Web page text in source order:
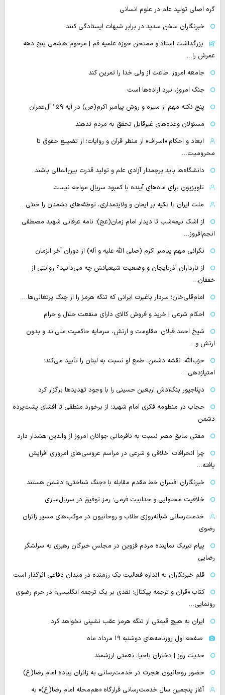
گره اصلی تولید علم در علوم انسانی
خبرنگاران سخن سدید در برابر شبهات ایستادگی کنند
بزرگداشت استاد و ممتحن حوزه علمیه قم | مرحوم هاشمی پنج دهه
عمرش را…
جامعه امروز اطاعت از ولی خدا را تمرین کند
جنگ امروز، نبرد اراده‌ها است
پنج نکته مهم از سیره و روش پیامبر اکرم(ص) در آیه ۱۵۹ آل‌عمران
مسئولان وعده‌های غیرقابل تحقق به مردم ندهند
ابعاد و احکام «اسراف» از منظر قرآن و روایات؛ از تضییع حقوق تا
محرومیت…
دانشگاه‌ها باید پرچمدار آزادی علم و تولید قدرت بین‌المللی باشند
تلویزیون برای ماه‌های آینده با کمبود سریال مواجه نیست
ملت ایران با تکیه بر ایمان و ولایتمداری، توطئه‌های دشمنان را خنثی…
از اشک نیمه‌شب تا دیدار امام زمان(عج)؛ نامه عرفانی شهید مصطفی
انجم‌افروز…
نگرانی مهم پیامبر اکرم (صلی الله علیه و آله) از دوران آخر الزمان
از نارداران آذربایجان و وضعیت شیعیانش چه می‌دانید؟ روایتی از
خفقان…
امام‌قلی‌خان؛ سردار باغیرت ایرانی که تنگه هرمز را از چنگ پرتغالی‌ها…
احکام شرعی | خرید و فروش کالای دارای منفعت حلال و حرام
شیخ احمد قبلان: مقاومت و ارتش، سرمایه حاکمیت ملی‌اند و بدون
ارتش و…
حزب‌الله: نقشه دشمن، طمع‌ او نسبت به لبنان را تأیید می‌کند؛
امتیازدهی…
دیِنَاجپور بنگلادش اربعین حسینی را با وجود تهدیدها برگزار کرد
حجاب در منظومه فکری امام شهید؛ از برخورد منطقی تا افشای پشت‌پرده
دشمن
مفتی سابق مصر نسبت به نافرمانی جوانان امروز از والدین هشدار دارد
چرا انحرافات اخلاقی و شرعی در مراسم عروسی‌های امروزی افزایش
یافته…
خبرنگاران افسران خط مقدم مقابله با «جنگ شناختی» دشمن هستند
خلاقیت محتوایی و جذابیت فرمی؛ رمز توفیق در سریال‌سازی
خدمت‌رسانی شبانه‌روزی طلاب و روحانیون در موکب‌های مسیر زائران
رضوی
پیام تبریک نماینده مردم قزوین در مجلس خبرگان رهبری به سرلشگر
رضایی
قلم خبرنگاران به اندازه فعالیت یک رزمنده در میدان دفاعی اثرگذار است
کتاب «قرآن و ترجمه پیکتال؛ نقدی بر یک ترجمه انگلیسی» در حرم رضوی
رونمایی…
ایران به هیچ قیمتی از تنگه هرمز عقب نشینی نخواهد کرد
صفحه اول روزنامه‌های دوشنبه ۱۹ مرداد ماه
حدیث روز | دختران باحیا، نعمتی ارزشمند
حضور روحانیون هجرت در خدمت‌رسانی به زائران پیاده امام رضا(ع)
آغاز پنجمین سال خدمت‌رسانی قرارگاه «هم‌محله امام رضا(ع)» به